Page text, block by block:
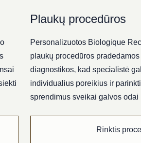
Plaukų procedūros
Personalizuotos Biologique
plaukų procedūros
diagnostikos, kad specialistė
individualius poreikius ir
sprendimus sveikai galvos odai
Rinktis